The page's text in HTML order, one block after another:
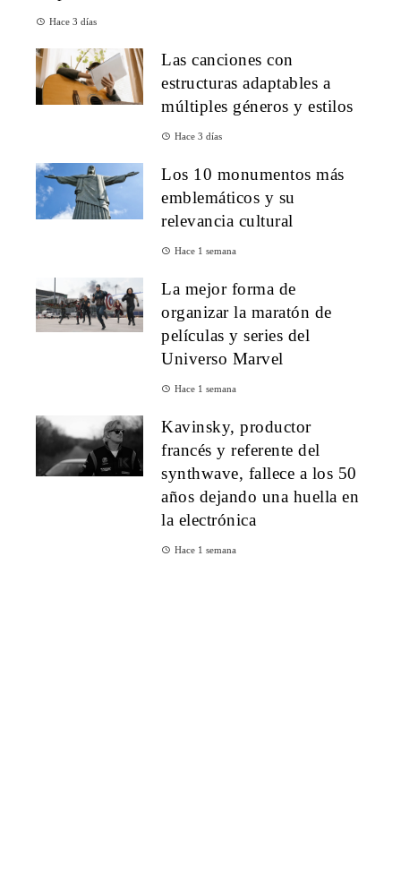
Hace 3 días
Las canciones con
estructuras adaptables a
múltiples géneros y estilos
Hace 3 días
Los 10 monumentos más
emblemáticos y su
relevancia cultural
Hace 1 semana
La mejor forma de
organizar la maratón de
películas y series del
Universo Marvel
Hace 1 semana
Kavinsky, productor
francés y referente del
synthwave, fallece a los 50
años dejando una huella en
la electrónica
Hace 1 semana